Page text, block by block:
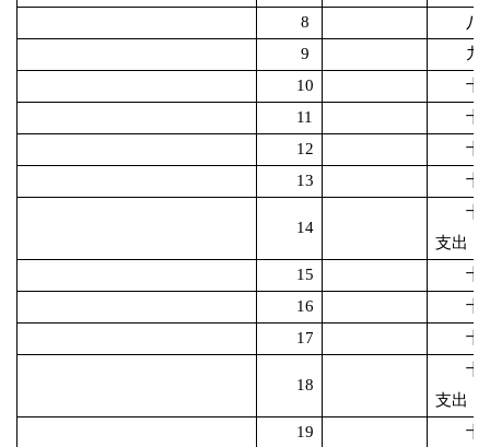
8
八
9
九
10
十
11
十
12
十
13
十
14
十
支出
15
十
16
十
17
十
18
十
支出
19
十